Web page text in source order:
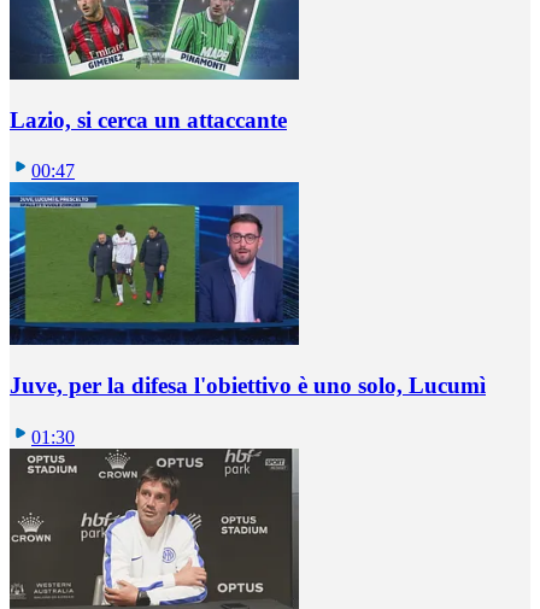
Lazio, si cerca un attaccante
00:47
Juve, per la difesa l'obiettivo è uno solo, Lucumì
01:30